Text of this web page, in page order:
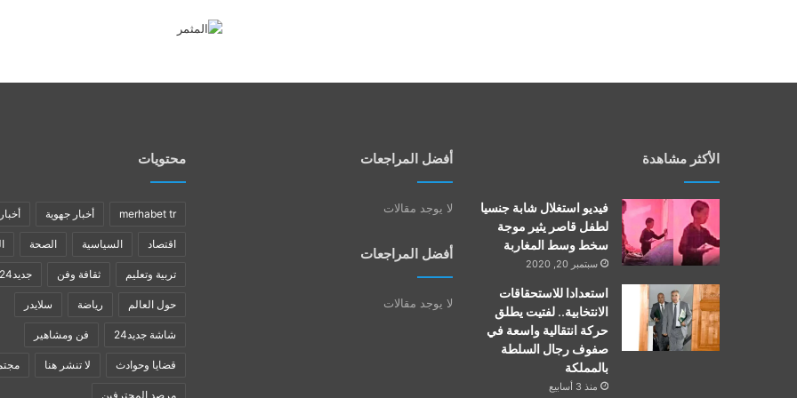
الأكثر مشاهدة
فيديو استغلال شابة جنسيا
لطفل قاصر يثير موجة
سخط وسط المغاربة
سبتمبر 20, 2020
استعدادا للاستحقاقات
الانتخابية.. لفتيت يطلق
حركة انتقالية واسعة في
صفوف رجال السلطة
بالمملكة
منذ 3 أسابيع
أفضل المراجعات
لا يوجد مقالات
أفضل المراجعات
لا يوجد مقالات
محتويات
merhabet tr أخبار جهوية
اقتصاد السياسية الصحة
تربية وتعليم ثقافة وفن جديد24
حول العالم رياضة سلايدر
شاشة جديد24 فن ومشاهير
قضايا وحوادث لا تنشر هنا
مرصد المحترفين